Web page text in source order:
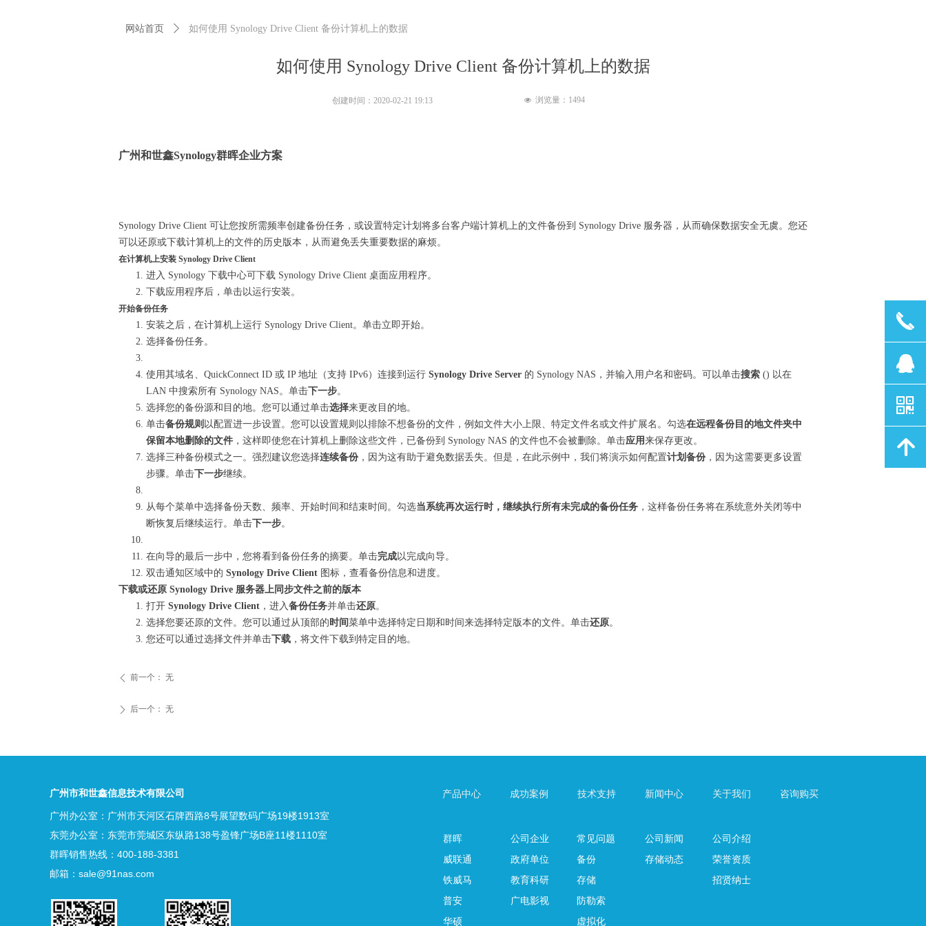
ꄴ 前一个： 无
ꄲ 后一个： 无
广州和世鑫Synology群晖企业方案
Synology Drive Client 可让您按所需频率创建备份任务，或设置特定计划将多台客户端计算机上的文件备份到 Synology Drive 服务器，从而确保数据安全无虞。您还
可以还原或下载计算机上的文件的历史版本，从而避免丢失重要数据的麻烦。
在计算机上安装 Synology Drive Client
进入 Synology 下载中心可下载 Synology Drive Client 桌面应用程序。
下载应用程序后，单击以运行安装。
开始备份任务
安装之后，在计算机上运行 Synology Drive Client。单击立即开始。
选择备份任务。
使用其域名、QuickConnect ID 或 IP 地址（支持 IPv6）连接到运行 Synology Drive Server 的 Synology NAS，并输入用户名和密码。可以单击搜索 () 以在
LAN 中搜索所有 Synology NAS。单击下一步。
选择您的备份源和目的地。您可以通过单击选择来更改目的地。
单击备份规则 以配置进一步设置。您可以设置规则以排除不想备份的文件，例如文件大小上限、特定文件名或文件扩展名。勾选在远程备份目的地文件夹中
保留本地删除的文件 ，这样即使您在计算机上删除这些文件，已备份到 Synology NAS 的文件也不会被删除。单击应用来保存更改。
选择三种备份模式之一。强烈建议您选择连续备份，因为这有助于避免数据丢失。但是，在此示例中，我们将演示如何配置计划备份，因为这需要更多设置
步骤。单击下一步继续。
从每个菜单中选择备份天数、频率、开始时间和结束时间。勾选当系统再次运行时，继续执行所有未完成的备份任务 ，这样备份任务将在系统意外关闭等中
断恢复后继续运行。单击下一步。
在向导的最后一步中，您将看到备份任务的摘要。单击完成以完成向导。
双击通知区域中的 Synology Drive Client 图标，查看备份信息和进度。
下载或还原 Synology Drive 服务器上同步文件之前的版本
打开 Synology Drive Client ，进入备份任务并单击还原。
选择您要还原的文件。您可以通过从顶部的时间菜单中选择特定日期和时间来选择特定版本的文件。单击还原。
您还可以通过选择文件并单击下载 ，将文件下载到特定目的地。
넶 浏览量： 1494
创建时间： 2020-02-21 19:13
如何使用 Synology Drive Client 备份计算机上的数据
网站首页 ꄲ 如何使用 Synology Drive Client 备份计算机上的数据
产品中心 成功案例 技术支持 新闻中心 关于我们 咨询购买
广州市和世鑫信息技术有限公司
广州办公室：广州市天河区石牌西路8号展望数码广场19楼1913室
东莞办公室：东莞市莞城区东纵路138号盈锋广场B座11楼1110室
群晖销售热线：400-188-3381
邮箱：sale@91nas.com
公司企业
政府单位
教育科研
广电影视
群晖
威联通
铁威马
普安
华硕
常见问题
备份
存储
防勒索
虚拟化
公司介绍
荣誉资质
招贤纳士
公司新闻
存储动态
끅
뀩
낃
녕